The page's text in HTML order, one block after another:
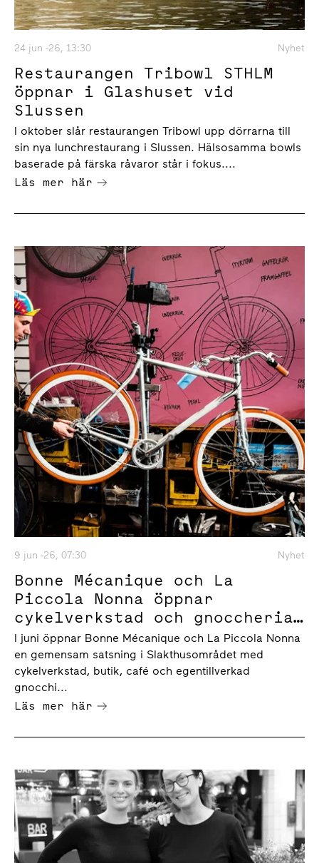
24 jun -26, 13:30 Nyhet
Restaurangen Tribowl STHLM
öppnar i Glashuset vid
Slussen
I oktober slår restaurangen Tribowl upp dörrarna till
sin nya lunchrestaurang i Slussen. Hälsosamma bowls
baserade på färska råvaror står i fokus....
Läs mer här
9 jun -26, 07:30 Nyhet
Bonne Mécanique och La
Piccola Nonna öppnar
cykelverkstad och gnoccheria
i Slakthusområdet
I juni öppnar Bonne Mécanique och La Piccola Nonna
en gemensam satsning i Slakthusområdet med
cykelverkstad, butik, café och egentillverkad
gnocchi...
Läs mer här